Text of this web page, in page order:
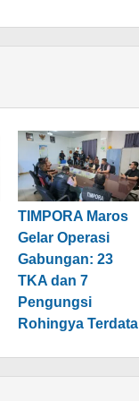
TIMPORA Maros
Gelar Operasi
Gabungan: 23
TKA dan 7
Pengungsi
Rohingya Terdata